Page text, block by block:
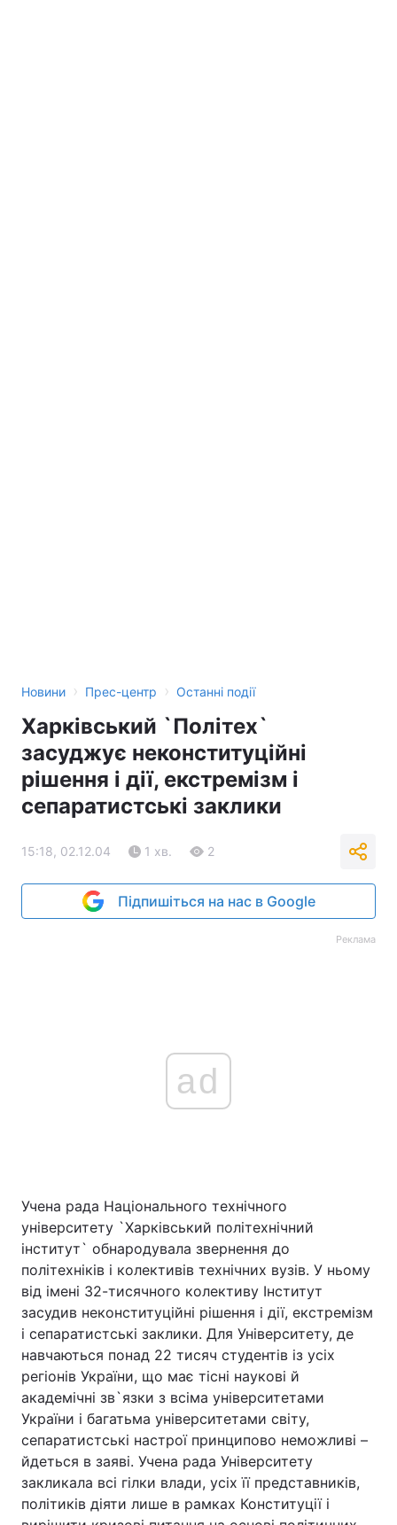
Новини › Прес-центр › Останні події
Харківський `Політех`
засуджує неконституційні
рішення і дії, екстремізм і
сепаратистські заклики
15:18, 02.12.04 1 хв. 2
Підпишіться на нас в Google
Реклама
ad
Учена рада Національного технічного
університету `Харківський політехнічний
інститут` обнародувала звернення до
політехніків і колективів технічних вузів. У ньому
від імені 32-тисячного колективу Інститут
засудив неконституційні рішення і дії, екстремізм
і сепаратистські заклики. Для Університету, де
навчаються понад 22 тисяч студентів із усіх
регіонів України, що має тісні наукові й
академічні зв`язки з всіма університетами
України і багатьма університетами світу,
сепаратистські настрої принципово неможливі –
йдеться в заяві. Учена рада Університету
закликала всі гілки влади, усіх її представників,
політиків діяти лише в рамках Конституції і